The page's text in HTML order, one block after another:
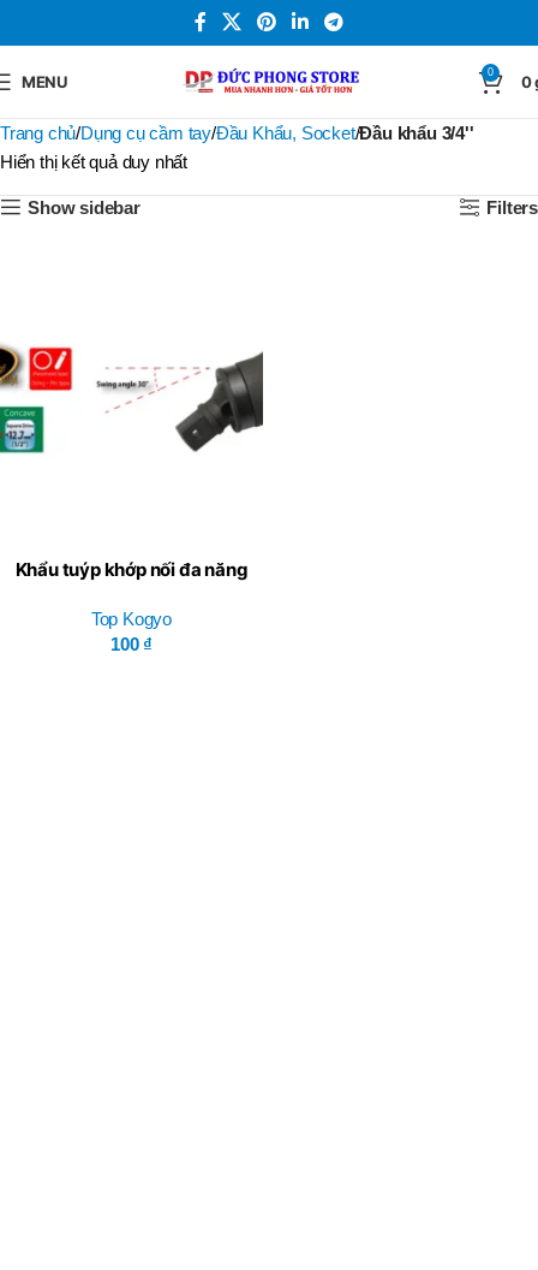
MENU 0 0
Trang chủ Dụng cụ cầm tay Đầu Khẩu, Socket Đầu khẩu 3/4''
Hiển thị kết quả duy nhất
Show sidebar Filters
Khẩu tuýp khớp nối đa năng
Top Kogyo
100 ₫